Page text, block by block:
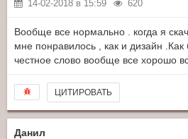
14-02-2018 в 15:59 620
Вообще все нормально . когда я
мне понравилось , как и дизайн .Как
честное слово вообще все хорошо
ЦИТИРОВАТЬ
Данил